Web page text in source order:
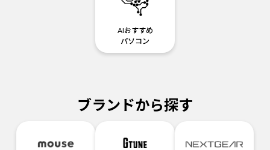
AIおすすめ
パソコン
ブランドから探す